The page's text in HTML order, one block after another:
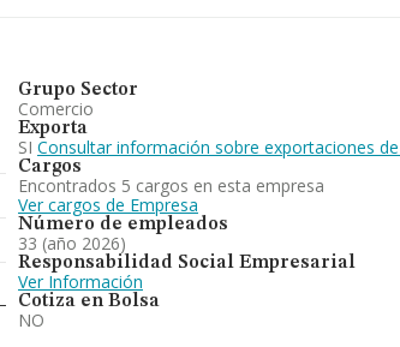
Grupo Sector
Comercio
Exporta
SI Consultar información sobre exportaciones
Cargos
Encontrados 5 cargos en esta empresa
Ver cargos de Empresa
Número de empleados
33 (año 2026)
Responsabilidad Social Empresarial
Ver Información
Cotiza en Bolsa
NO